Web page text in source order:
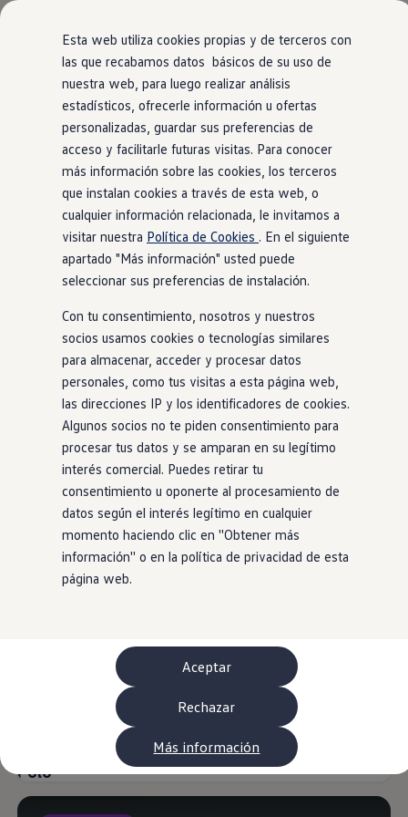
Esta web utiliza cookies propias y de terceros con
las que recabamos datos básicos de su uso de
nuestra web, para luego realizar análisis
estadísticos, ofrecerle información u ofertas
personalizadas, guardar sus preferencias de
acceso y facilitarle futuras visitas. Para conocer
más información sobre las cookies, los terceros
que instalan cookies a través de esta web, o
cualquier información relacionada, le invitamos a
visitar nuestra Política de Cookies . En el siguiente
apartado "Más información" usted puede
seleccionar sus preferencias de instalación.
Con tu consentimiento, nosotros y nuestros
socios usamos cookies o tecnologías similares
para almacenar, acceder y procesar datos
personales, como tus visitas a esta página web,
las direcciones IP y los identificadores de cookies.
Algunos socios no te piden consentimiento para
procesar tus datos y se amparan en su legítimo
interés comercial. Puedes retirar tu
consentimiento u oponerte al procesamiento de
datos según el interés legítimo en cualquier
momento haciendo clic en ''Obtener más
información'' o en la política de privacidad de esta
página web.
Aceptar
Rechazar
Más información
Ir
directamente
al contenido
Ir
directamente
al pie de
página
Nuevo ID. Polo: El eléctrico para todos
Nuevo ID. Cross 100% eléctrico
Modelos 7 plazas
Descubre el nuevo Golf GTI 50 Aniversario
Gama Deportiva
Gama SUV de Volkswagen
Ofertas y promociones
Precios Especiales
Renueva tu Volkswagen
Trae un amigo a Volkswagen Canarias
Financiación Volkswagen
Volkswagen Flex & Serenity
Renting
Vehículos de ocasión
Concursos Volkswagen
Clientes
Buscador de Concesionarios
Atención al cliente
Accesorios
Guía de mantenimiento
Información Útil
Viajar en coche
WLTP
Aceite y líquidos
EA189
Etiquetado de neumáticos UE - Volkswagen
Reciclaje Volkswagen Canarias
Servicios de mantenimiento
Garantía Volkswagen
Homologaciones y certificados de conformidad
Información sobre el apagón de redes 2G-3G
Recambios
Recambios reconstruidos
Neumáticos
Modelos antiguos
Servicio para vehículos eléctricos
myVolkswagen
Ayuda con aplicaciones y servicios digitales
Navigation Map Update
Extras digitales
Actualizaciones del software, los mapas y las
Buscar servicios para tu modelo
Conectar el móvil con el vehículo
Volkswagen Apps, inicio de sesión y tienda
Vista general Acabados Motor Exterior
Modelos
Modificar filtros
NOVEDAD Etiqueta 0
ID. Polo
Muy Popular Versión especial
Polo